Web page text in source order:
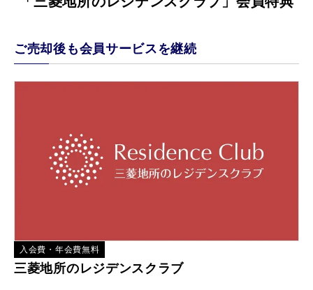
ご売却後も会員サービスを継続
入会費・年会費無料
三菱地所のレジデンスクラブ